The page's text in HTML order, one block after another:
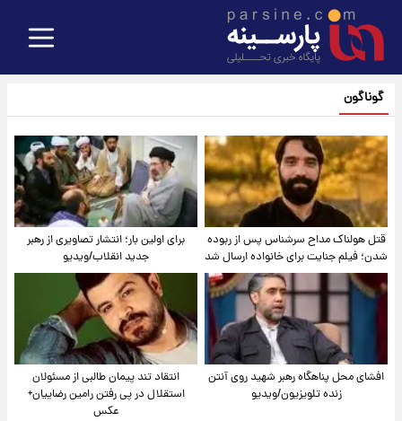
گوناگون
قتل هولناک مداح سرشناس پس از ربوده
شدن؛ فیلم جنایت برای خانواده ارسال شد
برای اولین بار؛ انتشار تصاویری از رهبر
جدید انقلاب/ویدیو
افشای محل پناهگاه‌ رهبر شهید روی آنتن
زنده تلویزیون/ویدیو
انتقاد تند پیمان طالبی از مسئولان
استقلال در پی رفتن رامین رضاییان+
عکس